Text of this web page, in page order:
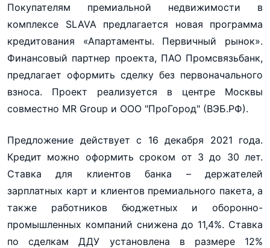
Покупателям премиальной недвижимости в
комплексе SLAVA предлагается новая программа
кредитования «Апартаменты. Первичный рынок».
Финансовый партнер проекта, ПАО Промсвязьбанк,
предлагает оформить сделку без первоначального
взноса. Проект реализуется в центре Москвы
совместно MR Group и OOO "ПроГород" (ВЭБ.РФ).
Предложение действует с 16 декабря 2021 года.
Кредит можно оформить сроком от 3 до 30 лет.
Ставка для клиентов банка – держателей
зарплатных карт и клиентов премиального пакета, а
также работников бюджетных и оборонно-
промышленных компаний снижена до 11,4%. Ставка
по сделкам ДДУ установлена в размере 12%